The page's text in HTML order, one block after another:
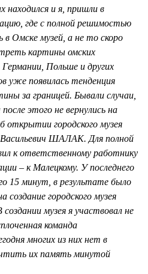
находился и я, пришли в
где с полной решимостью
в Омске музей, а не то скоро
картины омских
Польше и других
уже появилась тенденция
за границей. Бывали случаи,
этого не вернулись на
открытии городского музея
ШАЛАК. Для полной
к ответственному работнику
– к Малецкому. У последнего
15 минут, в результате было
создание городского музея
музея я участвовал не
команда
многих из них нет в
их память минутой